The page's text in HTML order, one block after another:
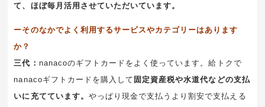
て、ほぼ毎月活用させていただいています。
ーそのなかでよく利用するサービスやカテゴリーはあります
か？
三代： nanacoのギフトカードをよく使っています。給トクで
nanacoギフトカードを購入して 固定資産税や水道代などの支払
いに充てています。 やっぱり現金で支払うより割安で支払える